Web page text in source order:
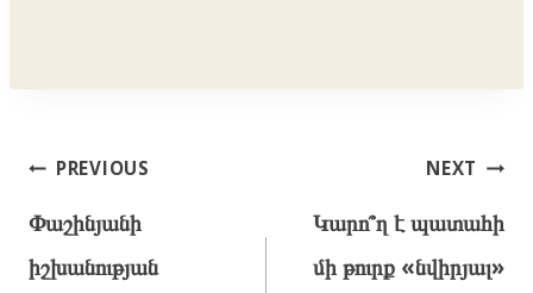
Post
PREVIOUS
Փաշինյանի
իշխանության
NEXT
Կարո՞ղ է պատահի
մի թուրք «նվիրյալ»